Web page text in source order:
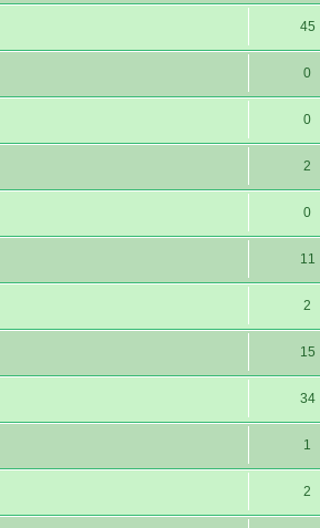
45
0
0
2
0
11
2
15
34
1
2